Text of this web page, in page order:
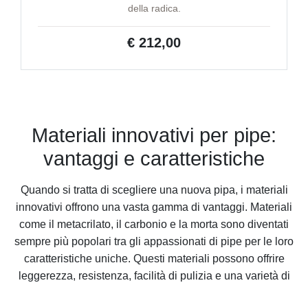
della radica.
€ 212,00
Materiali innovativi per pipe:
vantaggi e caratteristiche
Quando si tratta di scegliere una nuova pipa, i materiali
innovativi offrono una vasta gamma di vantaggi. Materiali
come il metacrilato, il carbonio e la morta sono diventati
sempre più popolari tra gli appassionati di pipe per le loro
caratteristiche uniche. Questi materiali possono offrire
leggerezza, resistenza, facilità di pulizia e una varietà di